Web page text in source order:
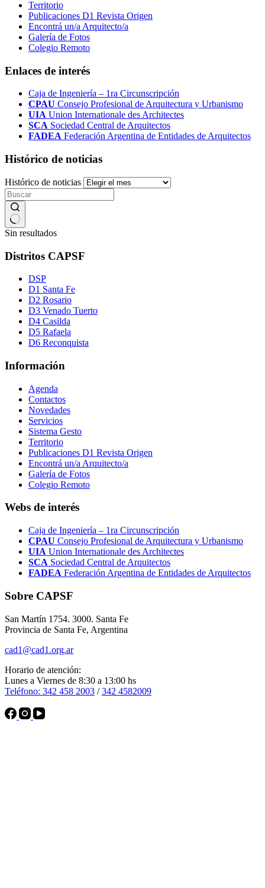
Territorio
Publicaciones D1 Revista Origen
Encontrá un/a Arquitecto/a
Galería de Fotos
Colegio Remoto
Enlaces de interés
Caja de Ingeniería – 1ra Circunscripción
CPAU Consejo Profesional de Arquitectura y Urbanismo
UIA Union Internationale des Architectes
SCA Sociedad Central de Arquitectos
FADEA Federación Argentina de Entidades de Arquitectos
Histórico de noticias
Histórico de noticias
Sin resultados
Distritos CAPSF
DSP
D1 Santa Fe
D2 Rosario
D3 Venado Tuerto
D4 Casilda
D5 Rafaela
D6 Reconquista
Información
Agenda
Contactos
Novedades
Servicios
Sistema Gesto
Territorio
Publicaciones D1 Revista Origen
Encontrá un/a Arquitecto/a
Galería de Fotos
Colegio Remoto
Webs de interés
Caja de Ingeniería – 1ra Circunscripción
CPAU Consejo Profesional de Arquitectura y Urbanismo
UIA Union Internationale des Architectes
SCA Sociedad Central de Arquitectos
FADEA Federación Argentina de Entidades de Arquitectos
Sobre CAPSF
San Martín 1754. 3000. Santa Fe
Provincia de Santa Fe, Argentina
cad1@cad1.org.ar
Horario de atención:
Lunes a Viernes de 8:30 a 13:00 hs
Teléfono: 342 458 2003 /342 4582009